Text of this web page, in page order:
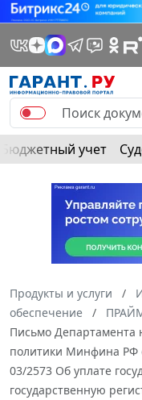
Бюджетный учет
Продукты и услуги
обеспечение
Письмо Департамента
политики Минфина РФ
03/2573 Об уплате
государственную